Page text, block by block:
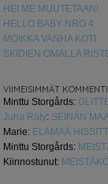
HEI ME MUUTETAAN!
HELLO BABY NRO 4
MOIKKA VANHA KOTI
SKIDIEN OMALLA
VIIMEISIMMÄT
Minttu Storgårds:
Juha Räty: SEINÄN
Marie: ELÄMÄÄ
Minttu Storgårds:
Kiinnostunut: